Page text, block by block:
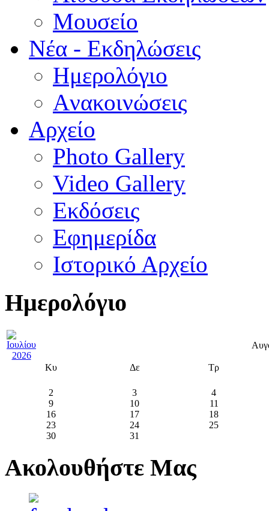
Μουσείο
Νέα - Εκδηλώσεις
Ημερολόγιο
Aνακοινώσεις
Αρχείο
Photo Gallery
Video Gallery
Εκδόσεις
Εφημερίδα
Ιστορικό Αρχείο
Ημερολόγιο
Κυ Δε Τρ
2 3
4
9
10
11
16
17
18
23
24
25
30
31
Ακολουθήστε Μας